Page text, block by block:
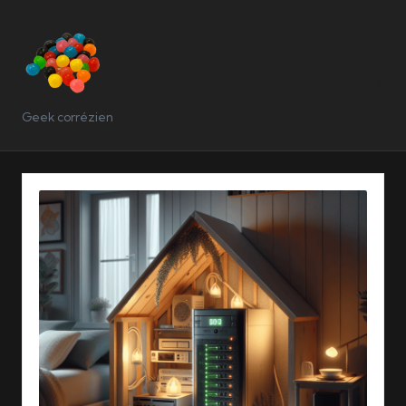
Geek corrézien